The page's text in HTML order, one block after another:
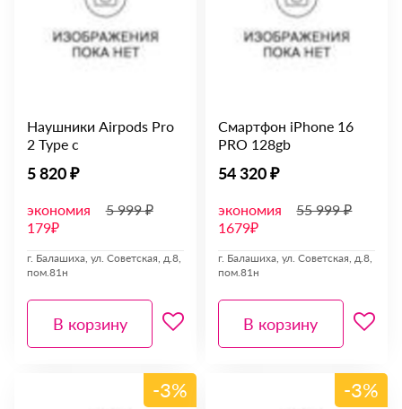
Наушники Airpods Pro
2 Type c
5 820 ₽
экономия
179₽
5 999 ₽
г. Балашиха, ул. Советская, д.8,
пом.81н
В корзину
Смартфон iPhone 16
PRO 128gb
54 320 ₽
экономия
1679₽
55 999 ₽
г. Балашиха, ул. Советская, д.8,
пом.81н
В корзину
-3% -3%